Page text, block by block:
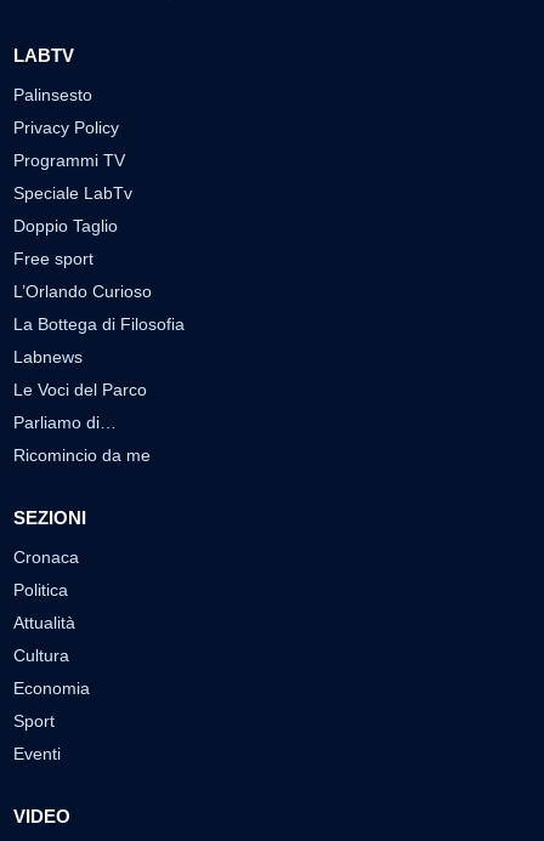
LABTV
Palinsesto
Privacy Policy
Programmi TV
Speciale LabTv
Doppio Taglio
Free sport
L’Orlando Curioso
La Bottega di Filosofia
Labnews
Le Voci del Parco
Parliamo di…
Ricomincio da me
SEZIONI
Cronaca
Politica
Attualità
Cultura
Economia
Sport
Eventi
VIDEO